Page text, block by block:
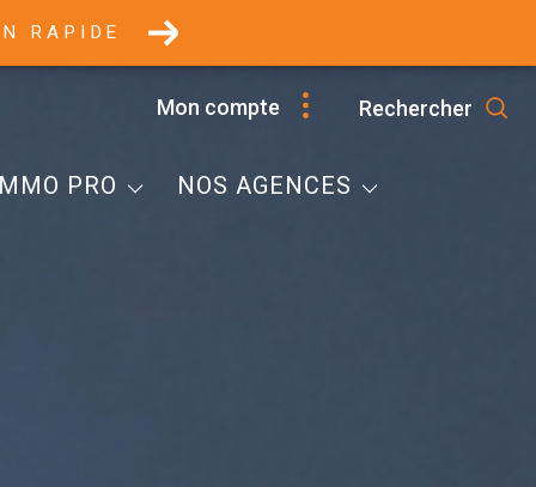
RAPIDE
Mon compte Rechercher
PRO NOS AGENCES
Selestat